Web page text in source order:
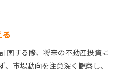
画する際、将来の不動産投資に
市場動向を注意深く観察し、